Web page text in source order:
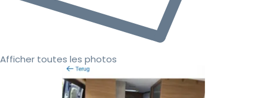
Afficher toutes les photos